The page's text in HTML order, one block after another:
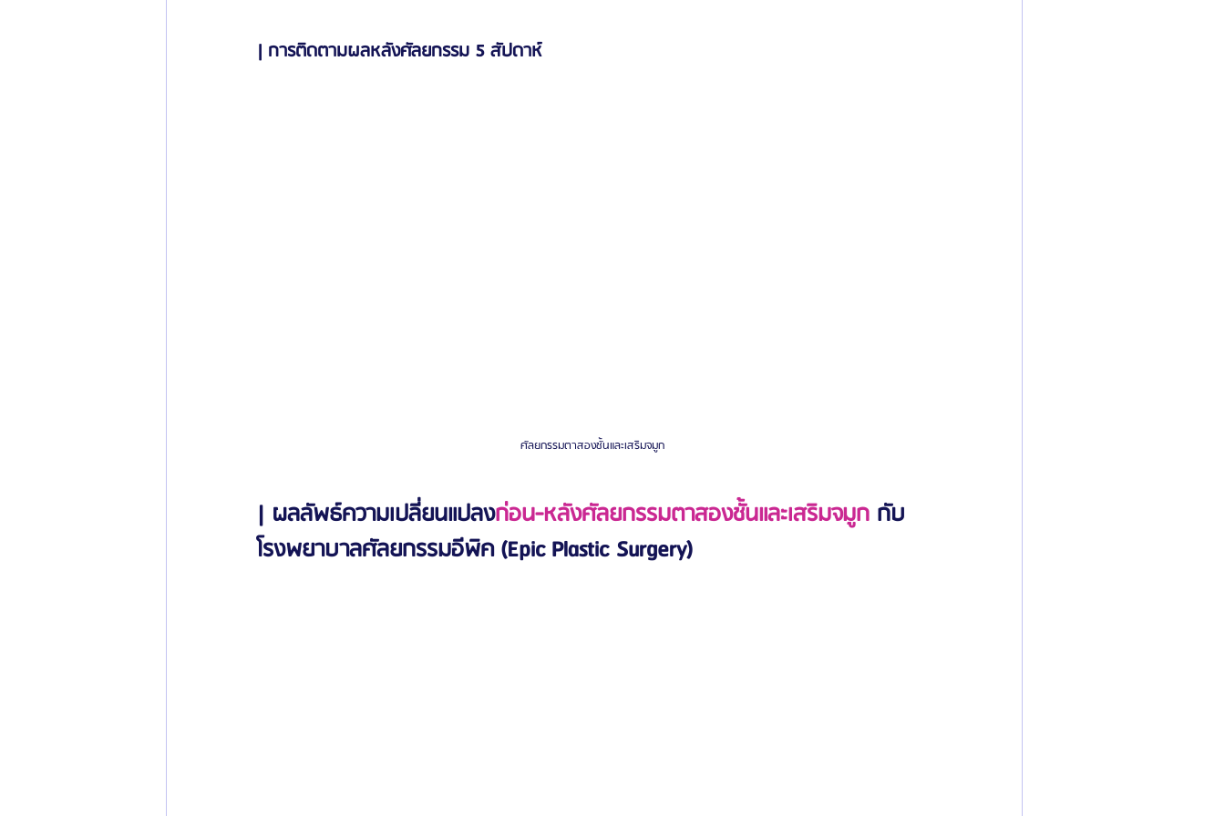
| การติดตามผลหลังศัลยกรรม 5 สัปดาห์
ศัลยกรรมตาสองชั้นและเสริมจมูก
| ผลลัพธ์ความเปลี่ยนแปลงก่อน-หลังศัลยกรรมตาสองชั้นและเสริมจมูก กับ
โรงพยาบาลศัลยกรรมอีพิค (Epic Plastic Surgery)